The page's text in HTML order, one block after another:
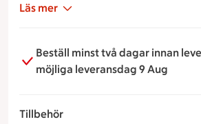
tillbehör väljer du mellan
Läs mer
Beställ minst två dagar innan
möjliga leveransdag 9 Aug
Tillbehör